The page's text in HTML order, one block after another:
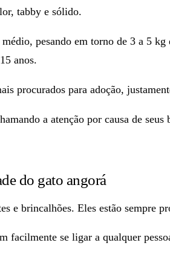
tabby e sólido.
pesando em torno de3 a 5 kg
anos.
procurados para adoção,
a atenção por causa de seus
do gato angorá
e brincalhões. Eles estão sempre
facilmente se ligar a qualquer